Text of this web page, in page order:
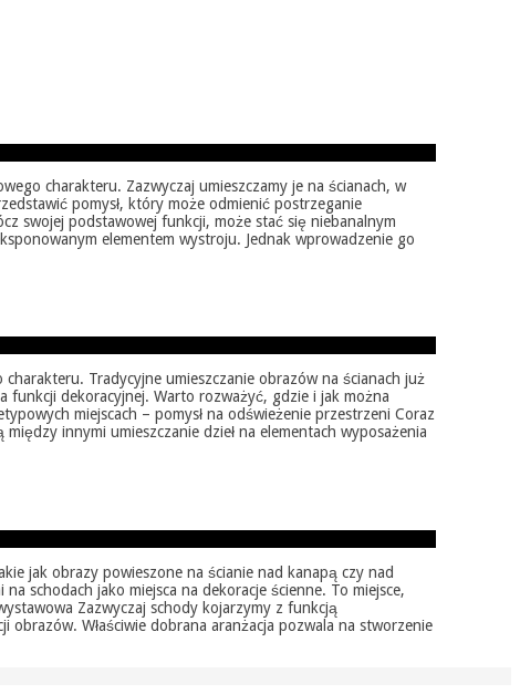
charakteru. Zazwyczaj umieszczamy je na ścianach, w
pomysł, który może odmienić postrzeganie
swojej podstawowej funkcji, może stać się niebanalnym
elementem wystroju. Jednak wprowadzenie go
Tradycyjne umieszczanie obrazów na ścianach już
funkcji dekoracyjnej. Warto rozważyć, gdzie i jak można
miejscach – pomysł na odświeżenie przestrzeni Coraz
innymi umieszczanie dzieł na elementach wyposażenia
jak obrazy powieszone na ścianie nad kanapą czy nad
schodach jako miejsca na dekoracje ścienne. To miejsce,
Zazwyczaj schody kojarzymy z funkcją
Właściwie dobrana aranżacja pozwala na stworzenie